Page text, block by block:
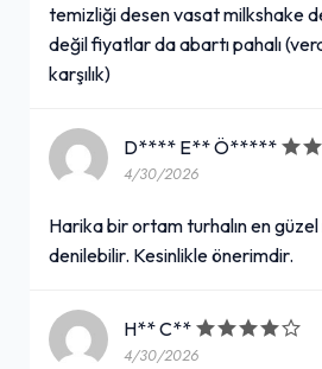
temizliği desen vasat milkshake
değil fiyatlar da abartı pahalı
karşılık)
D**** E** Ö*****
4/30/2026
Harika bir ortam turhalın en
denilebilir. Kesinlikle önerimdir.
H** C**
4/30/2026